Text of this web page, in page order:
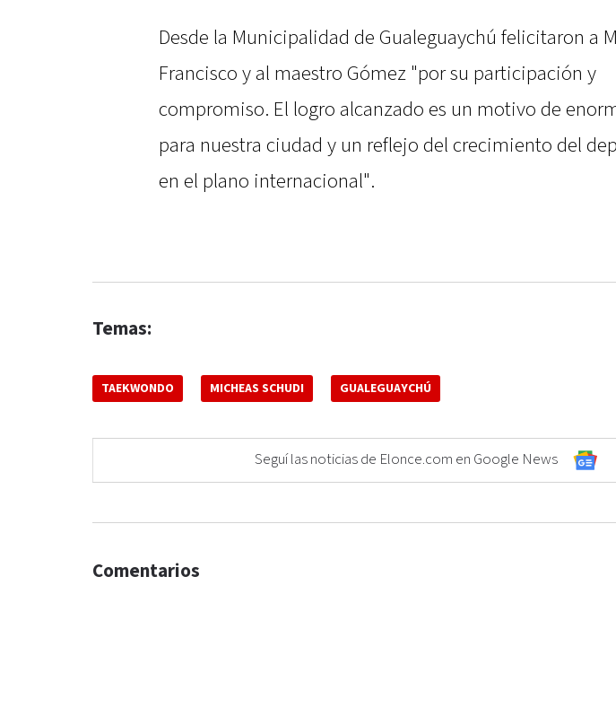
Desde la Municipalidad de Gualeguaychú felicitaron a
Francisco y al maestro Gómez "por su participación y
compromiso. El logro alcanzado es un motivo de
para nuestra ciudad y un reflejo del crecimiento del
en el plano internacional".
Temas:
TAEKWONDO MICHEAS SCHUDI GUALEGUAYCHÚ
Seguí las noticias de Elonce.com en Google News
Comentarios